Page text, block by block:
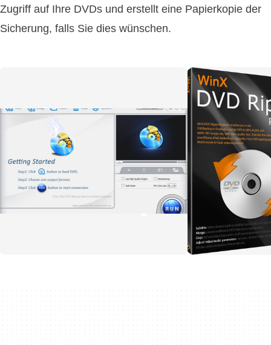
Zugriff auf Ihre DVDs und erstellt eine Papierkopie der
Sicherung, falls Sie dies wünschen.